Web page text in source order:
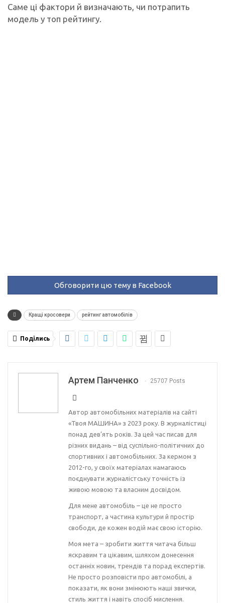
Саме ці фактори й визначають, чи потрапить
модель у топ рейтингу.
Обговорити цю тему в Facebook
Кращі кросовери рейтинг автомобілів
Поділись
Артем Панченко 25707 Posts
Автор автомобільних матеріалів на сайті
«Твоя МАШИНА» з 2023 року. В журналістиці
понад дев’ять років. За цей час писав для
різних видань – від суспільно-політичних до
спортивних і автомобільних. За кермом з
2012-го, у своїх матеріалах намагаюсь
поєднувати журналістську точність із
живою мовою та власним досвідом.
Для мене автомобіль – це не просто
транспорт, а частина культури й простір
свободи, де кожен водій має свою історію.
Моя мета – зробити життя читача більш
яскравим та цікавим, шляхом донесення
останніх новин, трендів та порад експертів.
Не просто розповісти про автомобілі, а
показати, як вони змінюють наші звички,
стиль життя і навіть спосіб мислення.